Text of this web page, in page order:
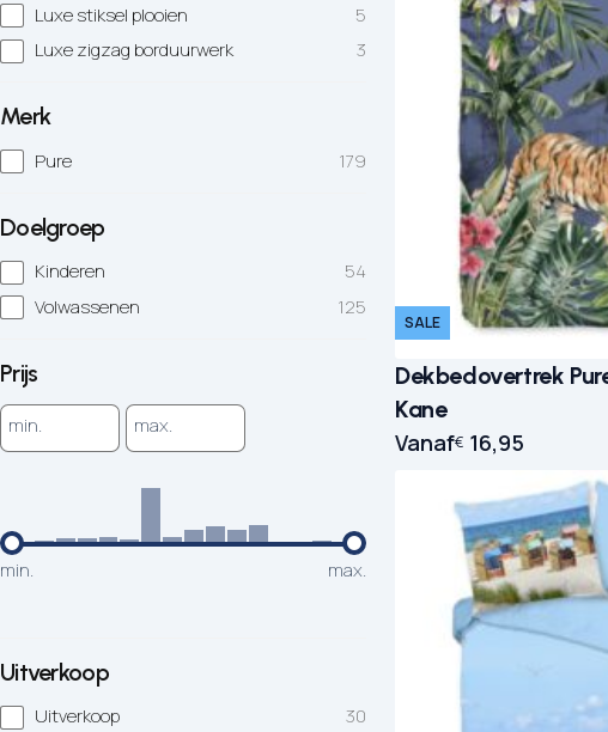
Luxe stiksel plooien
5
Luxe zigzag borduurwerk
3
Merk
Pure 179
Doelgroep
Kinderen
54
Volwassenen
125
Prijs
min. max.
min. max.
Uitverkoop
Uitverkoop 30
SALE
Dekbedovertrek
Kane
Vanaf€ 16,95